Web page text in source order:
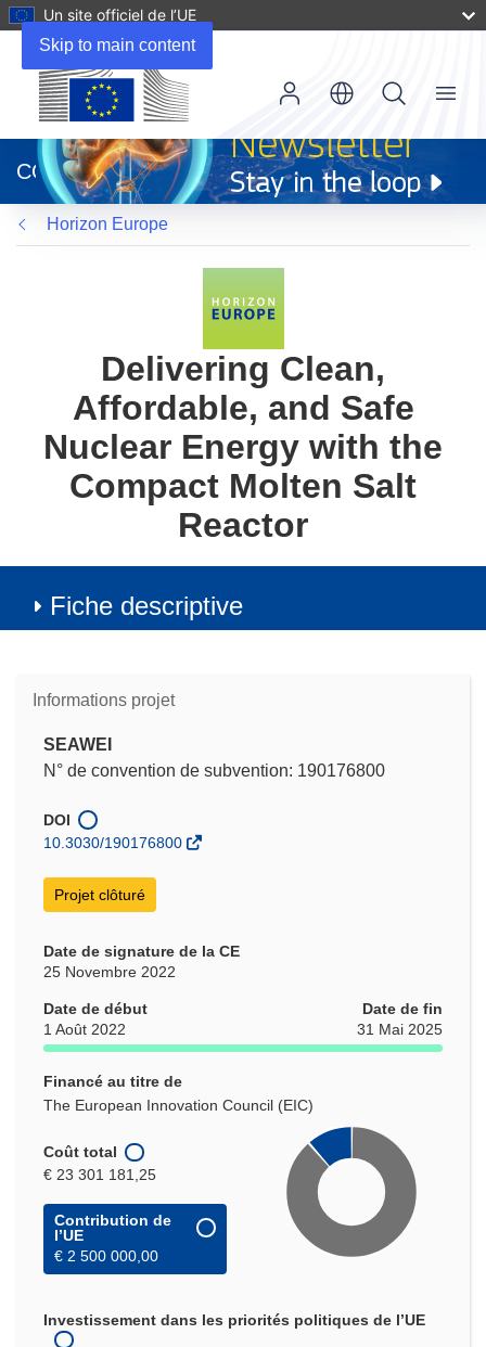
Skip to main content
Un site officiel de l’UE
dans
une
nouvelle
fenêtre)
CORDIS
Menu
Horizon Europe
Delivering Clean,
Affordable, and Safe
Nuclear Energy with the
Compact Molten Salt
Reactor
Fiche descriptive
Informations projet
SEAWEI
N° de convention de subvention: 190176800
DOI
10.3030/190176800
Projet clôturé
Date de signature de la CE
25 Novembre 2022
Date de début
1 Août 2022
Date de fin
31 Mai 2025
Financé au titre de
The European Innovation Council (EIC)
Coût total
€ 23 301 181,25
Contribution de
l’UE
€ 2 500 000,00
Investissement dans les priorités politiques de l’UE